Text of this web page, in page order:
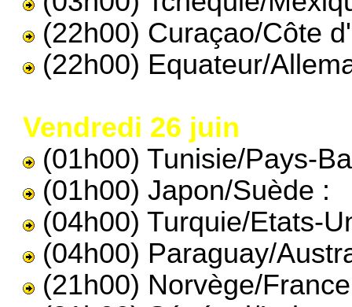
(22h00) Curaçao/Côte
(22h00) Equateur/
Vendredi 26 juin
(01h00) Tunisie/Pays-
(01h00) Japon/Suède :
(04h00) Turquie/Etats-
(04h00) Paraguay/
(21h00) Norvège/